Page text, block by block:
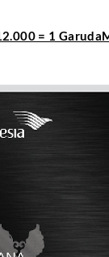
= 1